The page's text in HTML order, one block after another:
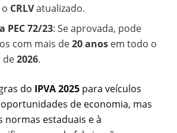
CRLVatualizado.
PEC 72/23: Se aprovada, pode
com mais de20 anos em todo o
de2026.
do IPVA 2025 para veículos
de economia, mas
normas estaduais e à